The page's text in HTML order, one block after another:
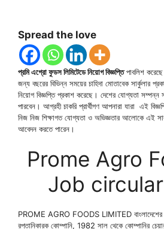
Spread the love
প্রমি এগ্রো ফুডস লিমিটেডে নিয়োগ বিজ্ঞপ্তিপাবলিশ
জন্য বছরের বিভিন্ন সময়ের চাহিদা মোতাবেক সার্কুলার
নিয়োগ বিজ্ঞপ্তি প্রকাশ করেছে। দেশের যোগ্যতা
পারবেন। আগ্রহী চাকরি প্রার্থীগণ আপনারা যারা এই
নিজ নিজ শিক্ষাগত যোগ্যতা ও অভিজ্ঞতার আলোকে এই
আবেদন করতে পারেন।
Prome Agro
Job
PROME AGRO FOODS LIMITED বাংলাদেশের
রপ্তানিকারক কোম্পানি, 1982 সাল থেকে কোম্পানির